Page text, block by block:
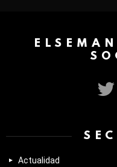
Actualidad